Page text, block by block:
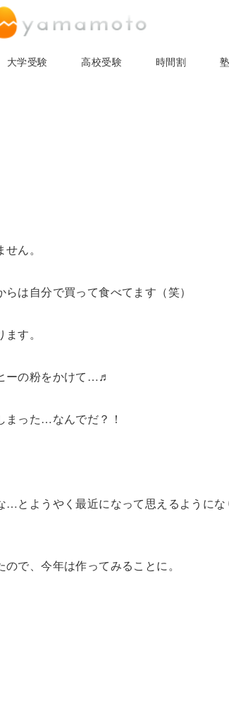
大学受験 高校受験 時間割
ん。
は自分で買って食べてます（笑）
す。
ーの粉をかけて…♬
まった…なんでだ？！
…とようやく最近になって思えるようにな
で、今年は作ってみることに。